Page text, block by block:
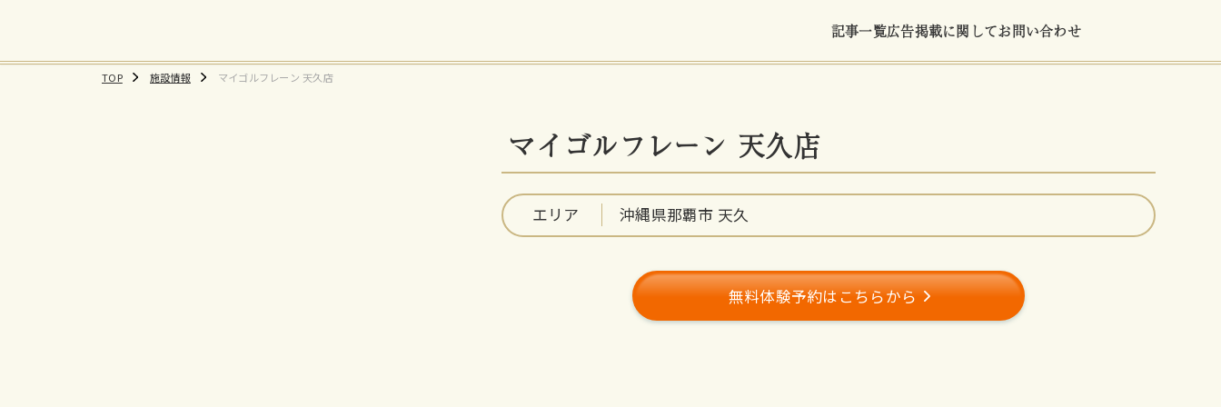
記事一覧広告掲載に関してお問い合わせ
TOP 施設情報 マイゴルフレーン 天久店
マイゴルフレーン 天久店
エリア 沖縄県那覇市 天久
無料体験予約はこちらから